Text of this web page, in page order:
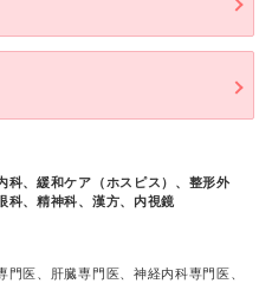
科、緩和ケア（ホスピス）、整形外
科、精神科、漢方、内視鏡
医、肝臓専門医、神経内科専門医、